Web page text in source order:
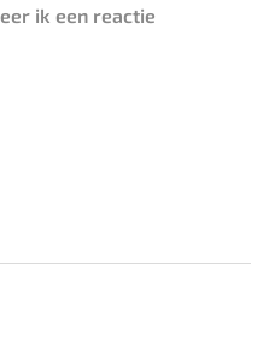
ik een reactie